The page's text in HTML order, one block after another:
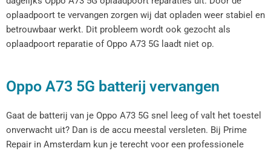
oplaadpoort te vervangen zorgen wij dat opladen weer stabiel en
betrouwbaar werkt. Dit probleem wordt ook gezocht als
oplaadpoort reparatie of Oppo A73 5G laadt niet op.
Oppo A73 5G batterij vervangen
Gaat de batterij van je Oppo A73 5G snel leeg of valt het toestel
onverwacht uit? Dan is de accu meestal versleten. Bij Prime
Repair in Amsterdam kun je terecht voor een professionele